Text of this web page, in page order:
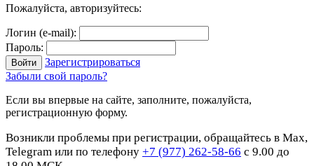
Пожалуйста, авторизуйтесь:
Логин (e-mail):
Пароль:
Зарегистрироваться
Забыли свой пароль?
Если вы впервые на сайте, заполните, пожалуйста,
регистрационную форму.
Возникли проблемы при регистрации, обращайтесь в Max,
Telegram или по телефону +7 (977) 262-58-66 с 9.00 до